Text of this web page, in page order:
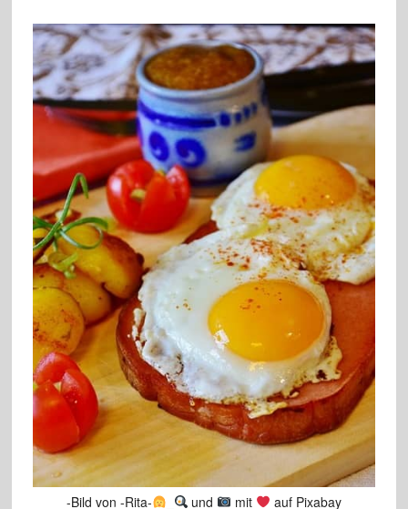
-Bild von -Rita- und mit auf Pixabay